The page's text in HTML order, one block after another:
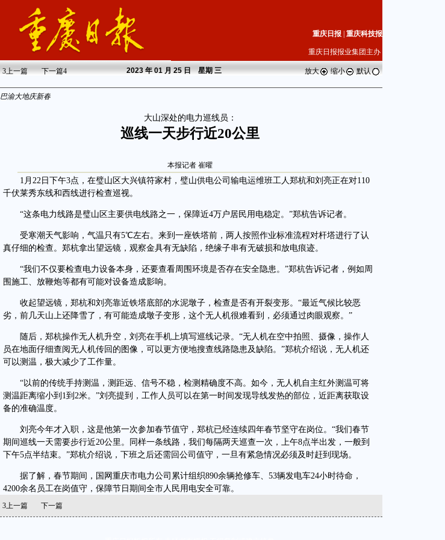
重庆日报 重庆科技报
重庆日报报业集团主办
3上一篇 下一篇4 2023年 01 月 25 日 星期三 放大 缩小 默认
巴渝大地庆新春
大山深处的电力巡线员：
巡线一天步行近20公里
本报记者 崔曜
1月22日下午3点，在璧山区大兴镇符家村，璧山供电公司输电运维班工人郑杭和刘亮正在对110
千伏莱秀东线和西线进行检查巡视。
“这条电力线路是璧山区主要供电线路之一，保障近4万户居民用电稳定。”郑杭告诉记者。
受寒潮天气影响，气温只有5℃左右。来到一座铁塔前，两人按照作业标准流程对杆塔进行了认
真仔细的检查。郑杭拿出望远镜，观察金具有无缺陷，绝缘子串有无破损和放电痕迹。
“我们不仅要检查电力设备本身，还要查看周围环境是否存在安全隐患。”郑杭告诉记者，例如周
围施工、放鞭炮等都有可能对设备造成影响。
收起望远镜，郑杭和刘亮靠近铁塔底部的水泥墩子，检查是否有开裂变形。“最近气候比较恶
劣，前几天山上还降雪了，有可能造成墩子变形，这个无人机很难看到，必须通过肉眼观察。”
随后，郑杭操作无人机升空，刘亮在手机上填写巡线记录。“无人机在空中拍照、摄像，操作人
员在地面仔细查阅无人机传回的图像，可以更方便地搜查线路隐患及缺陷。”郑杭介绍说，无人机还
可以测温，极大减少了工作量。
“以前的传统手持测温，测距远、信号不稳，检测精确度不高。如今，无人机自主红外测温可将
测温距离缩小到1到2米。”刘亮提到，工作人员可以在第一时间发现导线发热的部位，近距离获取设
备的准确温度。
刘亮今年才入职，这是他第一次参加春节值守，郑杭已经连续四年春节坚守在岗位。“我们春节
期间巡线一天需要步行近20公里。同样一条线路，我们每隔两天巡查一次，上午8点半出发，一般到
下午5点半结束。”郑杭介绍说，下班之后还需回公司值守，一旦有紧急情况必须及时赶到现场。
据了解，春节期间，国网重庆市电力公司累计组织890余辆抢修车、53辆发电车24小时待命，
4200余名员工在岗值守，保障节日期间全市人民用电安全可靠。
3上一篇 下一篇